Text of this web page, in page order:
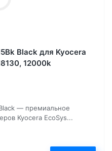
Black для Kyocera
12000k
— премиальное
Kyocera EcoSys...